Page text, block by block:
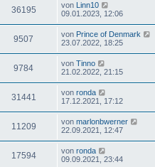
36195 von Linn10
09.01.2023, 12:06
9507 von Prince of Denmark
23.07.2022, 18:25
9784 von Tinno
21.02.2022, 21:15
31441 von ronda
17.12.2021, 17:12
11209 von marlonbwerner
22.09.2021, 12:47
17594 von ronda
09.09.2021, 23:44